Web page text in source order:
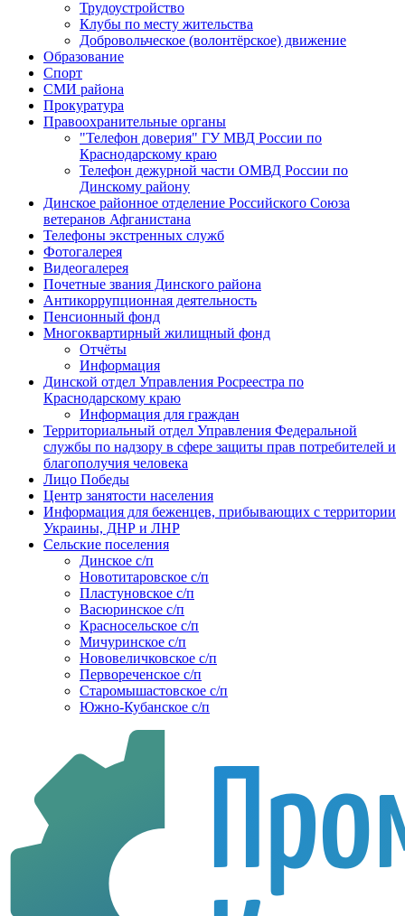
Трудоустройство
Клубы по месту жительства
Добровольческое (волонтёрское) движение
Образование
Спорт
СМИ района
Прокуратура
Правоохранительные органы
"Телефон доверия" ГУ МВД России по
Краснодарскому краю
Телефон дежурной части ОМВД России по
Динскому району
Динское районное отделение Российского Союза
ветеранов Афганистана
Телефоны экстренных служб
Фотогалерея
Видеогалерея
Почетные звания Динского района
Антикоррупционная деятельность
Пенсионный фонд
Многоквартирный жилищный фонд
Отчёты
Информация
Динской отдел Управления Росреестра по
Краснодарскому краю
Информация для граждан
Территориальный отдел Управления Федеральной
службы по надзору в сфере защиты прав потребителей и
благополучия человека
Лицо Победы
Центр занятости населения
Информация для беженцев, прибывающих с территории
Украины, ДНР и ЛНР
Сельские поселения
Динское с/п
Новотитаровское с/п
Пластуновское с/п
Васюринское с/п
Красносельское с/п
Мичуринское с/п
Нововеличковское с/п
Первореченское с/п
Старомышастовское с/п
Южно-Кубанское с/п